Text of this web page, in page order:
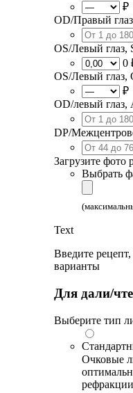
₽
OD/Правый
OS/Левый глаз,
0
OS/Левый глаз,
₽
OD/левый глаз,
DP/
Загрузите фото
Выбрать
Text
Введите
варианты
Для дали/
Выберите тип
Очковые